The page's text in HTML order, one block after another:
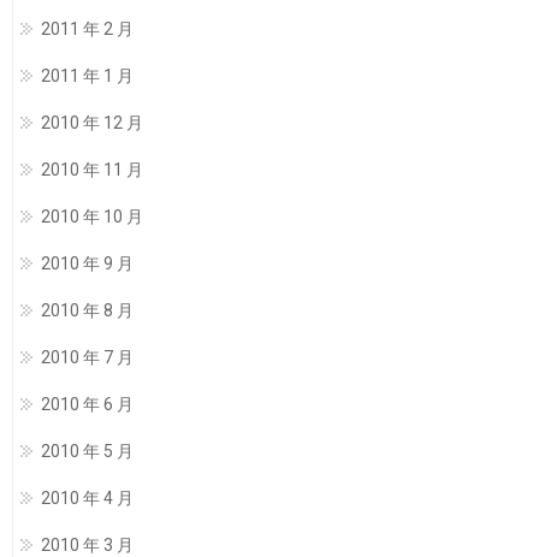
2011 年 2 月
2011 年 1 月
2010 年 12 月
2010 年 11 月
2010 年 10 月
2010 年 9 月
2010 年 8 月
2010 年 7 月
2010 年 6 月
2010 年 5 月
2010 年 4 月
2010 年 3 月